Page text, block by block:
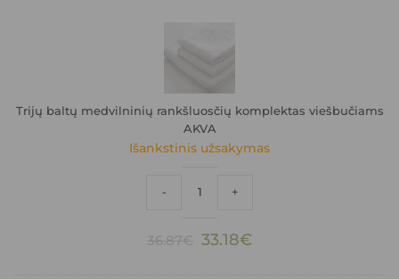
komplektas
Trijų baltų medvilninių rankšluosčių komplektas viešbučiams
AKVA
Išankstinis užsakymas
- +
Original
33.18€Current